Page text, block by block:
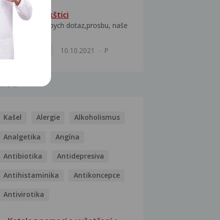
Seborhea ve kštici
Dobry den, mel bych dotaz,prosbu, naše
10.10.2021 P
Kašel Alergie Alkoholismus
Analgetika Angína
Antibiotika Antidepresiva
Antihistaminika Antikoncepce
Antivirotika